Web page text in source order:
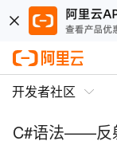
开发者社区
C#语法——反